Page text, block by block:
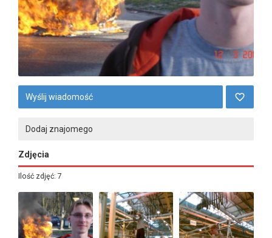
Wyślij wiadomość
Dodaj znajomego
Zdjęcia
Ilość zdjęć: 7